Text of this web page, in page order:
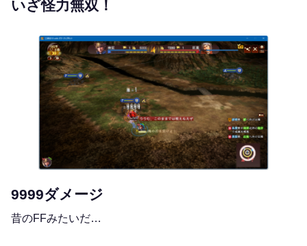
いざ怪力無双！
9999ダメージ
昔のFFみたいだ…